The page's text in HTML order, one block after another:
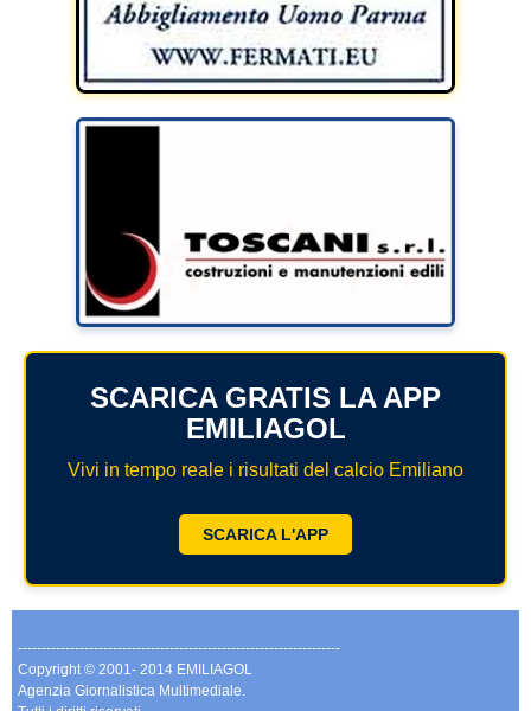
SCARICA GRATIS LA APP
EMILIAGOL
Vivi in tempo reale i risultati del calcio Emiliano
SCARICA L'APP
--------------------------------------------------------------------
Copyright © 2001- 2014 EMILIAGOL
Agenzia Giornalistica Multimediale.